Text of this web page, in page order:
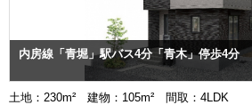
内房線「青堀」駅バス4分「青木」停歩4分
土地：230m² 建物：105m² 間取：4LDK